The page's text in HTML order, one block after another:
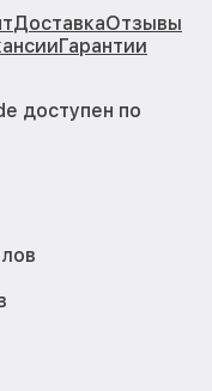
ДоставкаОтзывы
Гарантии
доступен по